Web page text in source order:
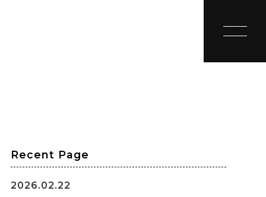
toggle
Recent Page
2026.02.22